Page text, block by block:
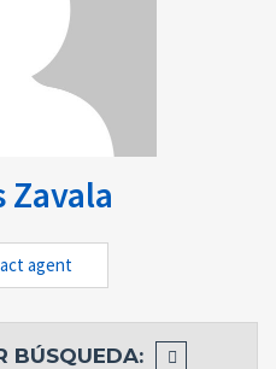
Zavala
agent
BÚSQUEDA: